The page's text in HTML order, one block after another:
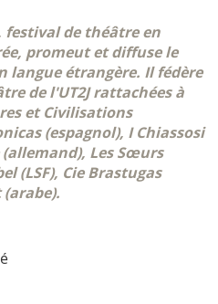
festival de théâtre en
promeut et diffuse le
langue étrangère. Il fédère
de l'UT2J rattachées à
et Civilisations
(espagnol), I Chiassosi
Les Sœurs
(LSF), Cie Brastugas
(arabe).